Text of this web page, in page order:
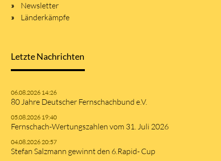
Newsletter
Länderkämpfe
Letzte Nachrichten
06.08.2026 14:26
80 Jahre Deutscher Fernschachbund e.V.
05.08.2026 19:40
Fernschach-Wertungszahlen vom 31. Juli 2026
04.08.2026 20:57
Stefan Salzmann gewinnt den 6.Rapid- Cup